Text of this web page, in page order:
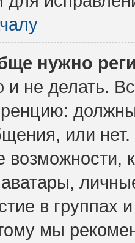
нужно
не делать.
или
возможности,
в группах
мы